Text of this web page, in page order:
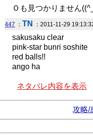
Ｏも見つかりません
447 ： TN ：2011-11-29
sakusaku clear
pink-star bunri soshite
red balls!!
ango ha
ネタバレ内容を表示
攻略/